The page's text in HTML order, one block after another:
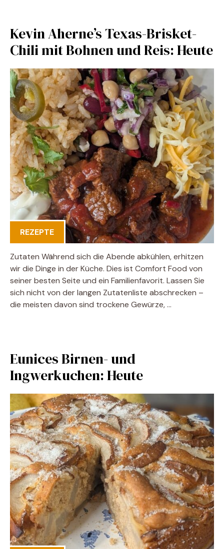
Kevin Aherne’s Texas-Brisket-
Chili mit Bohnen und Reis: Heute
REZEPTE
Zutaten Während sich die Abende abkühlen, erhitzen
wir die Dinge in der Küche. Dies ist Comfort Food von
seiner besten Seite und ein Familienfavorit. Lassen Sie
sich nicht von der langen Zutatenliste abschrecken –
die meisten davon sind trockene Gewürze, …
Eunices Birnen- und
Ingwerkuchen: Heute